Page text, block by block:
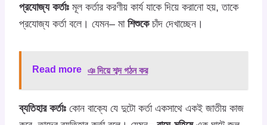
প্রযোজ্য কর্তাঃ মূল কর্তার করণীয় কার্য যাকে দিয়ে করানো হয়, তাকে
প্রযোজ্য কর্তা বলে। যেমন– মা শিশুকেচাঁদ দেখাচ্ছেন।
Read more ঞ দিয়ে শব্দ গঠন কর
ব্যতিহার কর্তাঃ কোন বাক্যে যে দুটো কর্তা একসাথে একই জাতীয় কাজ